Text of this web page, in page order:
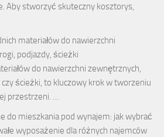
Aby stworzyć skuteczny kosztorys,
materiałów do nawierzchni
podjazdy, ścieżki
do nawierzchni zewnętrznych,
ścieżki, to kluczowy krok w tworzeniu
przestrzeni. …
do mieszkania pod wynajem: jak wybrać
wyposażenie dla różnych najemców